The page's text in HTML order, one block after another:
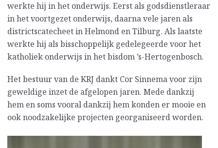
werkte hij in het onderwijs. Eerst als godsdienstleraar
in het voortgezet onderwijs, daarna vele jaren als
districtscatecheet in Helmond en Tilburg. Als laatste
werkte hij als bisschoppelijk gedelegeerde voor het
katholiek onderwijs in het bisdom ’s-Hertogenbosch.
Het bestuur van de KRJ dankt Cor Sinnema voor zijn
geweldige inzet de afgelopen jaren. Mede dankzij
hem en soms vooral dankzij hem konden er mooie en
ook noodzakelijke projecten georganiseerd worden.